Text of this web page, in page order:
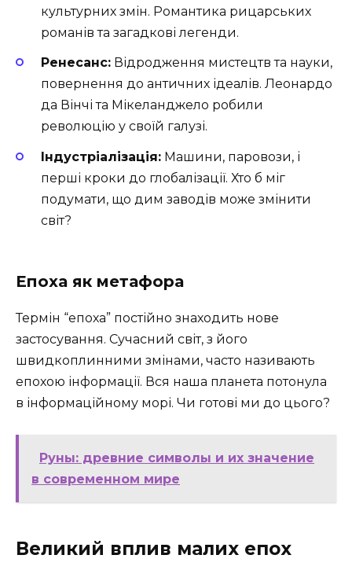
культурних змін. Романтика рицарських
романів та загадкові легенди.
Ренесанс: Відродження мистецтв та науки,
повернення до античних ідеалів. Леонардо
да Вінчі та Мікеланджело робили
революцію у своїй галузі.
Індустріалізація: Машини, паровози, і
перші кроки до глобалізації. Хто б міг
подумати, що дим заводів може змінити
світ?
Епоха як метафора
Термін “епоха” постійно знаходить нове
застосування. Сучасний світ, з його
швидкоплинними змінами, часто називають
епохою інформації. Вся наша планета потонула
в інформаційному морі. Чи готові ми до цього?
Руны: древние символы и их значение
в современном мире
Великий вплив малих епох